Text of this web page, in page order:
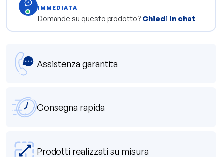
IMMEDIATA
Domande su questo prodotto? Chiedi in chat
Assistenza garantita
Consegna rapida
Prodotti realizzati su misura